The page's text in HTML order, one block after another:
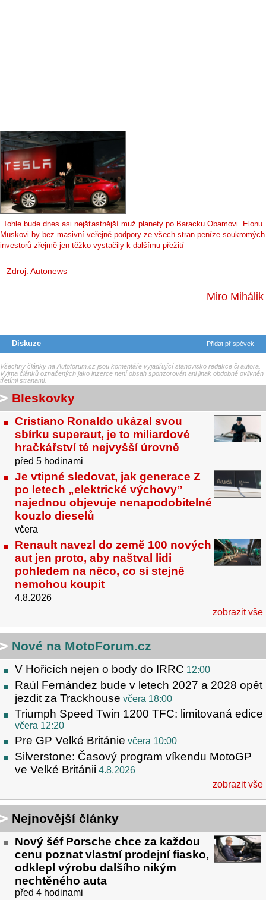
Tohle bude dnes asi nejšťastnější muž planety po Baracku Obamovi. Elonu
Muskovi by bez masivní veřejné podpory ze všech stran peníze soukromých
investorů zřejmě jen těžko vystačily k dalšímu přežití
Zdroj: Autonews
Miro Mihálik
Diskuze Přidat příspěvek
Všechny články na Autoforum.cz jsou komentáře vyjadřující stanovisko redakce či autora.
Vyjma článků označených jako inzerce není obsah sponzorován ani jinak obdobně ovlivněn
třetími stranami.
Bleskovky
Cristiano Ronaldo ukázal svou
sbírku superaut, je to miliardové
hračkářství té nejvyšší úrovně
před 5 hodinami
Je vtipné sledovat, jak generace Z
po letech „elektrické výchovy”
najednou objevuje nenapodobitelné
kouzlo dieselů
včera
Renault navezl do země 100 nových
aut jen proto, aby naštval lidi
pohledem na něco, co si stejně
nemohou koupit
4.8.2026
zobrazit vše
Nové na MotoForum.cz
V Hořicích nejen o body do IRRC 12:00
Raúl Fernández bude v letech 2027 a 2028 opět
jezdit za Trackhouse včera 18:00
Triumph Speed Twin 1200 TFC: limitovaná edice
včera 12:20
Pre GP Velké Británie včera 10:00
Silverstone: Časový program víkendu MotoGP
ve Velké Británii 4.8.2026
zobrazit vše
Nejnovější články
Nový šéf Porsche chce za každou
cenu poznat vlastní prodejní fiasko,
odklepl výrobu dalšího nikým
nechtěného auta
před 4 hodinami